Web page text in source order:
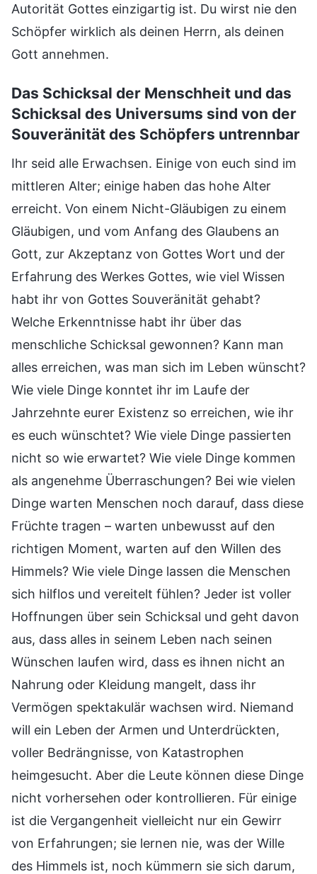
Autorität Gottes einzigartig ist. Du wirst nie den
Schöpfer wirklich als deinen Herrn, als deinen
Gott annehmen.
Das Schicksal der Menschheit und das
Schicksal des Universums sind von der
Souveränität des Schöpfers untrennbar
Ihr seid alle Erwachsen. Einige von euch sind im
mittleren Alter; einige haben das hohe Alter
erreicht. Von einem Nicht-Gläubigen zu einem
Gläubigen, und vom Anfang des Glaubens an
Gott, zur Akzeptanz von Gottes Wort und der
Erfahrung des Werkes Gottes, wie viel Wissen
habt ihr von Gottes Souveränität gehabt?
Welche Erkenntnisse habt ihr über das
menschliche Schicksal gewonnen? Kann man
alles erreichen, was man sich im Leben wünscht?
Wie viele Dinge konntet ihr im Laufe der
Jahrzehnte eurer Existenz so erreichen, wie ihr
es euch wünschtet? Wie viele Dinge passierten
nicht so wie erwartet? Wie viele Dinge kommen
als angenehme Überraschungen? Bei wie vielen
Dinge warten Menschen noch darauf, dass diese
Früchte tragen – warten unbewusst auf den
richtigen Moment, warten auf den Willen des
Himmels? Wie viele Dinge lassen die Menschen
sich hilflos und vereitelt fühlen? Jeder ist voller
Hoffnungen über sein Schicksal und geht davon
aus, dass alles in seinem Leben nach seinen
Wünschen laufen wird, dass es ihnen nicht an
Nahrung oder Kleidung mangelt, dass ihr
Vermögen spektakulär wachsen wird. Niemand
will ein Leben der Armen und Unterdrückten,
voller Bedrängnisse, von Katastrophen
heimgesucht. Aber die Leute können diese Dinge
nicht vorhersehen oder kontrollieren. Für einige
ist die Vergangenheit vielleicht nur ein Gewirr
von Erfahrungen; sie lernen nie, was der Wille
des Himmels ist, noch kümmern sie sich darum,